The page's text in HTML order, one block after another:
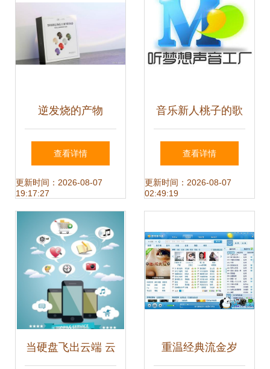
的需求推理 文旅新曲
逆发烧的产物
MYRYAD Music 1
杜绝审美疲劳
查看详情
更新时间：2026-08-07
19:17:27
音乐新人桃子的歌
声，在这些平台温
柔响起
查看详情
更新时间：2026-08-07
02:49:19
当硬盘飞出云端 云 重温经典流金岁